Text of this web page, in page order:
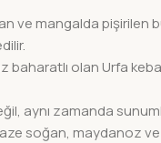
ve mangalda
baharatlı olan Urfa
aynı zamanda
soğan, maydanoz